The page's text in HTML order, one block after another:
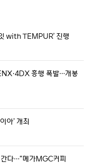
with TEMPUR’ 진행
흥행 폭발…개봉
아’ 개최
간다…“메가MGC커피